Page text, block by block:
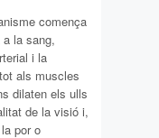
comença
la sang,
i la
als muscles
dilaten els ulls
de la visió i,
por o